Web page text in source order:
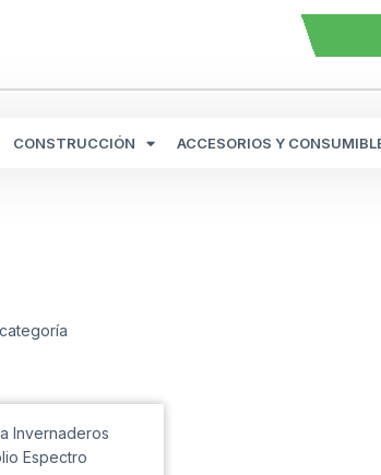
CONSTRUCCIÓN ACCESORIOS Y